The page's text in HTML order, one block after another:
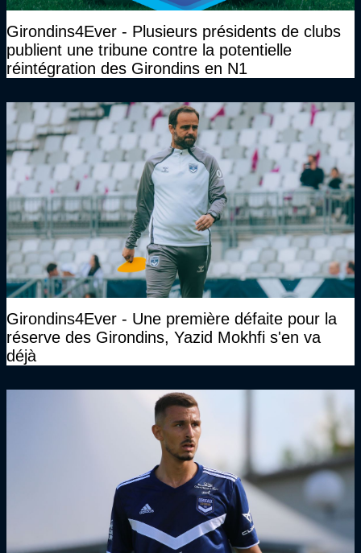
Girondins4Ever - Plusieurs présidents de clubs
publient une tribune contre la potentielle
réintégration des Girondins en N1
Girondins4Ever - Une première défaite pour la
réserve des Girondins, Yazid Mokhfi s'en va
déjà